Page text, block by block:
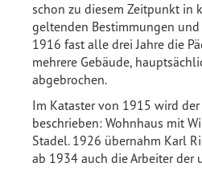
schon zu diesem Zeitpunkt in
geltenden Bestimmungen
1916 fast alle drei Jahre die
mehrere Gebäude,
abgebrochen.
Im Kataster von 1915 wird
beschrieben: Wohnhaus mit
Stadel. 1926 übernahm Karl
ab 1934 auch die Arbeiter der